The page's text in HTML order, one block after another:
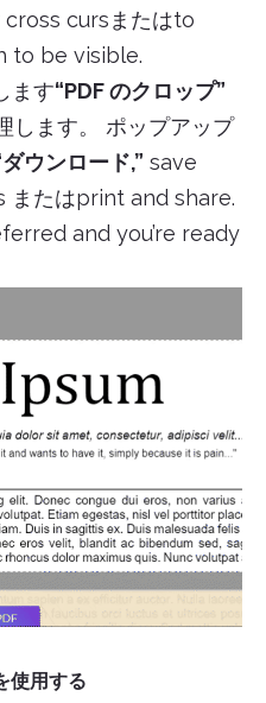
cross cursまたはto
to be visible.
ます“PDF のクロップ”
します。 ポップアップ
ダウンロード,” save
たはprint and share.
and you’re ready
使用する